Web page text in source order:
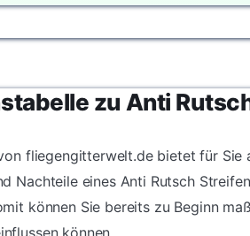
zu Anti
fliegengitterwelt.de bietet für Sie
Nachteile eines Anti Rutsch
können Sie bereits zu Beginn